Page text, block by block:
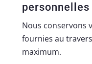
personnelles
Nous conservons
fournies au
maximum.